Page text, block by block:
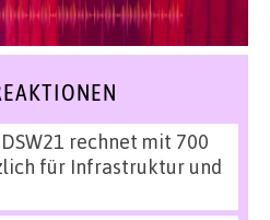
DSW21 rechnet mit 700
für Infrastruktur und